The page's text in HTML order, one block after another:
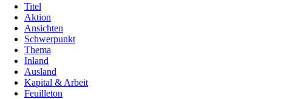
Titel
Aktion
Ansichten
Schwerpunkt
Thema
Inland
Ausland
Kapital & Arbeit
Feuilleton